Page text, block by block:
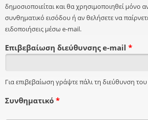
δημοσιοποιείται και θα χρησιμοποιηθεί μόνο
συνθηματικό εισόδου ή αν θελήσετε να
ειδοποιήσεις μέσω e-mail.
Επιβεβαίωση διεύθυνσης e-mail *
Για επιβεβαίωση γράψτε πάλι τη διεύθυνση
Συνθηματικό *